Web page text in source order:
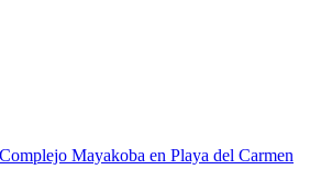
Mayakoba en Playa del Carmen